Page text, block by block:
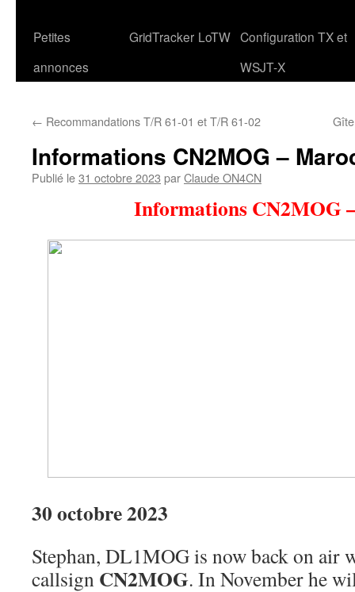
Petites
annonces
GridTracker LoTW Configuration TX et
WSJT-X
← Recommandations T/R 61-01 et T/R 61-02
Informations CN2MOG –
Publié le31 octobre 2023 parClaude ON4CN
Informations CN2MOG
30 octobre 2023
Stephan, DL1MOG is now back on air
callsign CN2MOG. In November he